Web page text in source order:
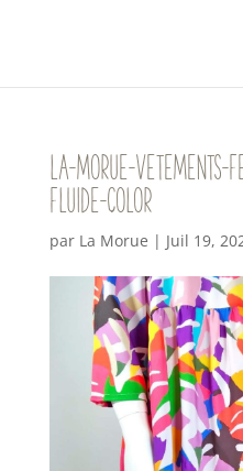
la-morue-vetements-
fluide-color
par La Morue | Juil 19,